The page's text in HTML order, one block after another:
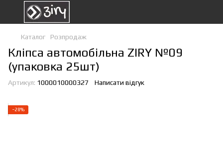
Каталог Розпродаж
Кліпса автомобільна ZIRY №09
(упаковка 25шт)
Артикул: 1000010000327 Написати відгук
−28%